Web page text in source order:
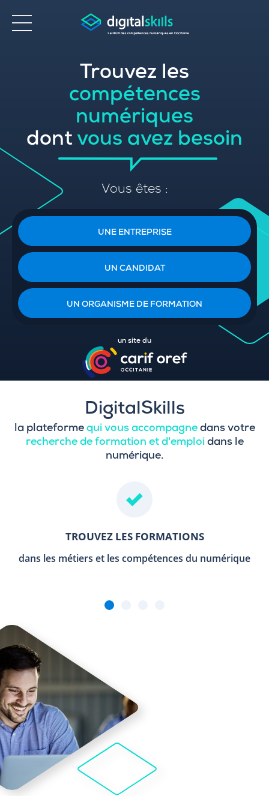
Trouvez les
compétences
numériques
dont vous avez besoin
Vous êtes :
UNE ENTREPRISE
UN CANDIDAT
UN ORGANISME DE FORMATION
un site du
DigitalSkills
la plateforme qui vous accompagnedans votre
recherche de formation et d'emploi dans le
numérique.
TROUVEZ LES FORMATIONS
dans les métiers et les compétences du numérique